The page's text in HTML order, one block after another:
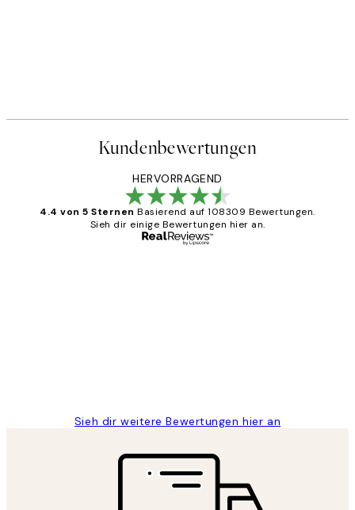
Kundenbewertungen
HERVORRAGEND
4.4 von 5 Sternen Basierend auf 108309 Bewertungen.
Sieh dir einige Bewertungen hier an.
Sieh dir weitere Bewertungen hier an